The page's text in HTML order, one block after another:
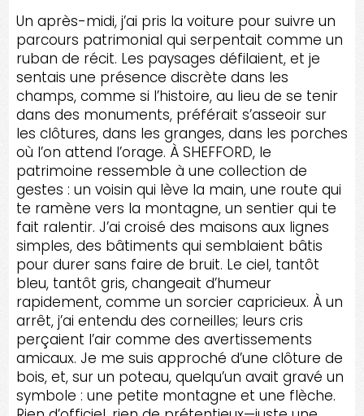
Un après-midi, j’ai pris la voiture pour suivre un
parcours patrimonial qui serpentait comme un
ruban de récit. Les paysages défilaient, et je
sentais une présence discrète dans les
champs, comme si l’histoire, au lieu de se tenir
dans des monuments, préférait s’asseoir sur
les clôtures, dans les granges, dans les porches
où l’on attend l’orage. À SHEFFORD, le
patrimoine ressemble à une collection de
gestes : un voisin qui lève la main, une route qui
te ramène vers la montagne, un sentier qui te
fait ralentir. J’ai croisé des maisons aux lignes
simples, des bâtiments qui semblaient bâtis
pour durer sans faire de bruit. Le ciel, tantôt
bleu, tantôt gris, changeait d’humeur
rapidement, comme un sorcier capricieux. À un
arrêt, j’ai entendu des corneilles; leurs cris
perçaient l’air comme des avertissements
amicaux. Je me suis approché d’une clôture de
bois, et, sur un poteau, quelqu’un avait gravé un
symbole : une petite montagne et une flèche.